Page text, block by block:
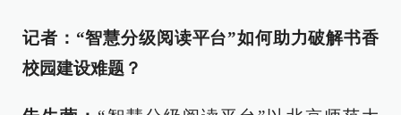
记者：“智慧分级阅读平台”如何助力破解书香
校园建设难题？